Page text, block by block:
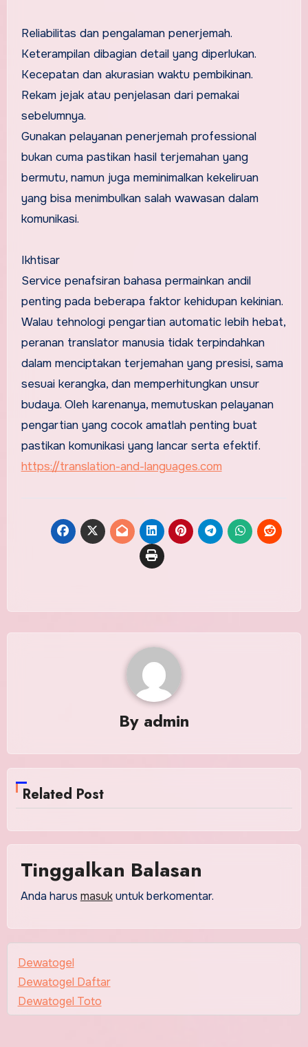
Reliabilitas dan pengalaman penerjemah.
Keterampilan dibagian detail yang diperlukan.
Kecepatan dan akurasian waktu pembikinan.
Rekam jejak atau penjelasan dari pemakai
sebelumnya.
Gunakan pelayanan penerjemah professional
bukan cuma pastikan hasil terjemahan yang
bermutu, namun juga meminimalkan kekeliruan
yang bisa menimbulkan salah wawasan dalam
komunikasi.
Ikhtisar
Service penafsiran bahasa permainkan andil
penting pada beberapa faktor kehidupan kekinian.
Walau tehnologi pengartian automatic lebih hebat,
peranan translator manusia tidak terpindahkan
dalam menciptakan terjemahan yang presisi, sama
sesuai kerangka, dan memperhitungkan unsur
budaya. Oleh karenanya, memutuskan pelayanan
pengartian yang cocok amatlah penting buat
pastikan komunikasi yang lancar serta efektif.
https://translation-and-languages.com
By admin
Related Post
Tinggalkan Balasan
Anda harus masukuntuk berkomentar.
Dewatogel
Dewatogel Daftar
Dewatogel Toto